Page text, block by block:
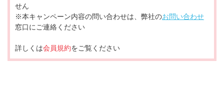
せん
※本キャンペーン内容の問い合わせは、弊社のお問い合わせ
窓口にご連絡ください
詳しくは会員規約をご覧ください